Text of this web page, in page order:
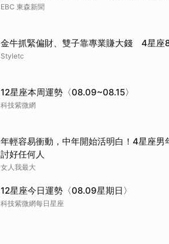
EBC 東森新聞
金牛抓緊偏財、雙子靠專業賺大錢 4星座
Styletc
12星座本周運勢〈08.09~08.15〉
科技紫微網
年輕容易衝動，中年開始活明白！4星座
討好任何人
女人我最大
12星座今日運勢〈08.09星期日〉
科技紫微網每日星座
取消